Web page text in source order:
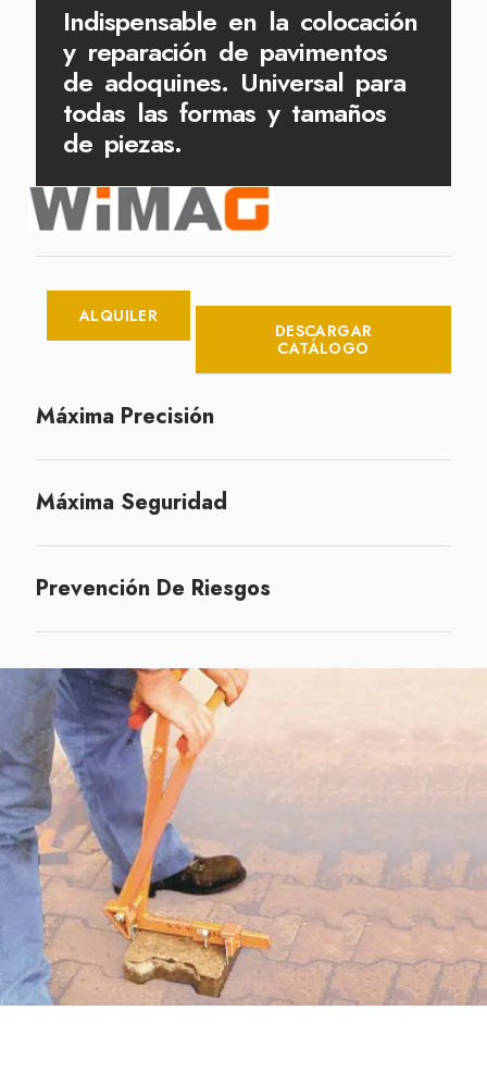
Indispensable en la colocación
y reparación de pavimentos
de adoquines. Universal para
todas las formas y tamaños
de piezas.
ALQUILER
DESCARGAR
CATÁLOGO
Máxima Precisión
Máxima Seguridad
Prevención De Riesgos